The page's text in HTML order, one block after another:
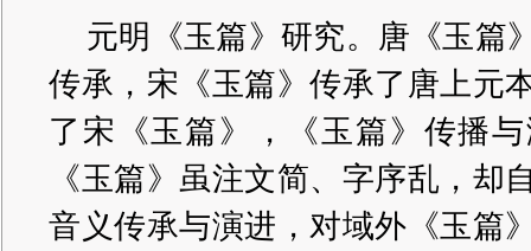
元明《玉篇》研究。唐《玉篇
传承，宋《玉篇》传承了唐上元
了宋《玉篇》，《玉篇》传播
《玉篇》虽注文简、字序乱，却
音义传承与演进，对域外《玉篇